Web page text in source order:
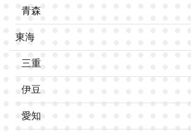
青森
東海
三重
伊豆
愛知